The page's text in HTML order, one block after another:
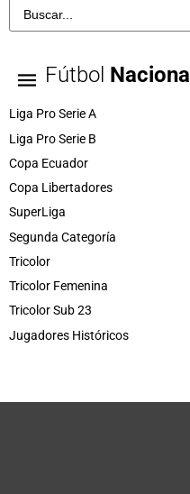
Fútbol Nacional
Liga Pro Serie A
Liga Pro Serie B
Copa Ecuador
Copa Libertadores
SuperLiga
Segunda Categoría
Tricolor
Tricolor Femenina
Tricolor Sub 23
Jugadores Históricos